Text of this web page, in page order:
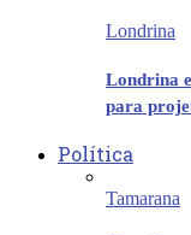
Londrina
Londrina
para
Política
Tamarana